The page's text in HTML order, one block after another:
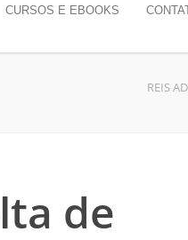
CURSOS E EBOOKS
REIS
de